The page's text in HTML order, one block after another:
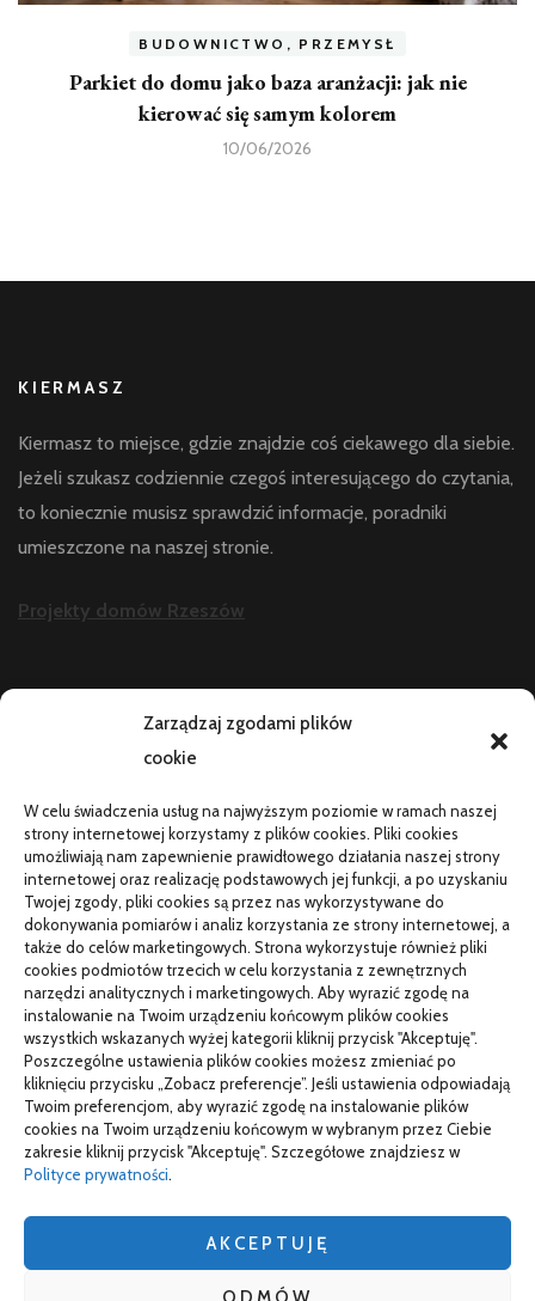
Zarządzaj zgodami plików
cookie
W celu świadczenia usług na najwyższym poziomie w ramach naszej
strony internetowej korzystamy z plików cookies. Pliki cookies
umożliwiają nam zapewnienie prawidłowego działania naszej strony
internetowej oraz realizację podstawowych jej funkcji, a po uzyskaniu
Twojej zgody, pliki cookies są przez nas wykorzystywane do
dokonywania pomiarów i analiz korzystania ze strony internetowej, a
także do celów marketingowych. Strona wykorzystuje również pliki
cookies podmiotów trzecich w celu korzystania z zewnętrznych
narzędzi analitycznych i marketingowych. Aby wyrazić zgodę na
instalowanie na Twoim urządzeniu końcowym plików cookies
wszystkich wskazanych wyżej kategorii kliknij przycisk "Akceptuję".
Poszczególne ustawienia plików cookies możesz zmieniać po
kliknięciu przycisku „Zobacz preferencje”. Jeśli ustawienia odpowiadają
Twoim preferencjom, aby wyrazić zgodę na instalowanie plików
cookies na Twoim urządzeniu końcowym w wybranym przez Ciebie
zakresie kliknij przycisk "Akceptuję". Szczegółowe znajdziesz w
Polityce prywatności.
AKCEPTUJĘ
BUDOWNICTWO, PRZEMYSŁ
Parkiet do domu jako baza aranżacji: jak nie
kierować się samym kolorem
10/06/2026
KIERMASZ
Kiermasz to miejsce, gdzie znajdzie coś ciekawego dla siebie.
Jeżeli szukasz codziennie czegoś interesującego do czytania,
to koniecznie musisz sprawdzić informacje, poradniki
umieszczone na naszej stronie.
Projekty domów Rzeszów
Telefon zawiesza się i wyłącza pod obciążeniem:
PR od podstaw w małej firmie: nauka i wdrożenie
Termin do specjalisty za kilka miesięcy: co robić
Porządkowanie faktur kosztowych przed wdrożeniem KSeF
TO SIĘ CZYTA
Gorąca oraz poetyczna Hiszpania z kamperem – gdzie
pojechać na wczasy z bliskimi?
Czemu warto wybierać śruby z ocynkiem
Właściwe domy z drewna jak budować w solidny sposób
wizytówki nap